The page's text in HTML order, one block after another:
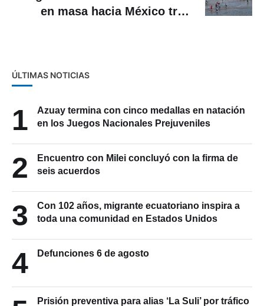
en masa hacia México tras
ÚLTIMAS NOTICIAS
1
Azuay termina con cinco medallas en natación
en los Juegos Nacionales Prejuveniles
2
Encuentro con Milei concluyó con la firma de
seis acuerdos
3
Con 102 años, migrante ecuatoriano inspira a
toda una comunidad en Estados Unidos
4 Defunciones 6 de agosto
Prisión preventiva para alias ‘La Suli’ por tráfico